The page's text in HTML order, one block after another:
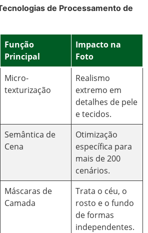
de Processamento de
Função
Principal
Impacto na
Foto
Micro-
texturização
Realismo
extremo em
detalhes de pele
e tecidos.
Semântica de
Cena
Otimização
específica para
mais de 200
cenários.
Máscaras de
Camada
Trata o céu, o
rosto e o fundo
de formas
independentes.